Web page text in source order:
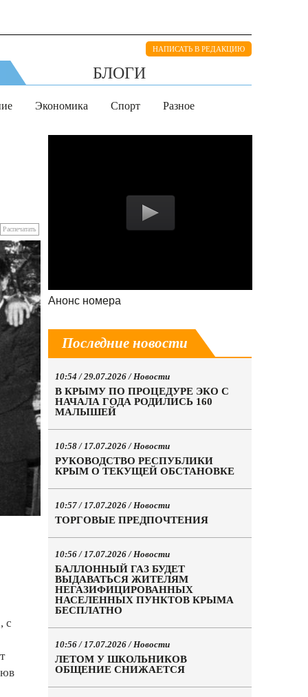
НАПИСАТЬ В РЕДАКЦИЮ
БЛОГИ
Экономика Спорт Разное
Распечатать
с
Анонс номера
Последние новости
10:54 / 29.07.2026 /Новости
В КРЫМУ ПО ПРОЦЕДУРЕ ЭКО С
НАЧАЛА ГОДА РОДИЛИСЬ 160
МАЛЫШЕЙ
10:58 / 17.07.2026 /Новости
РУКОВОДСТВО РЕСПУБЛИКИ
КРЫМ О ТЕКУЩЕЙ ОБСТАНОВКЕ
10:57 / 17.07.2026 /Новости
ТОРГОВЫЕ ПРЕДПОЧТЕНИЯ
10:56 / 17.07.2026 /Новости
БАЛЛОННЫЙ ГАЗ БУДЕТ
ВЫДАВАТЬСЯ ЖИТЕЛЯМ
НЕГАЗИФИЦИРОВАННЫХ
НАСЕЛЕННЫХ ПУНКТОВ КРЫМА
БЕСПЛАТНО
10:56 / 17.07.2026 /Новости
ЛЕТОМ У ШКОЛЬНИКОВ
ОБЩЕНИЕ СНИЖАЕТСЯ